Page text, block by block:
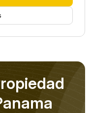
ropiedad
anama